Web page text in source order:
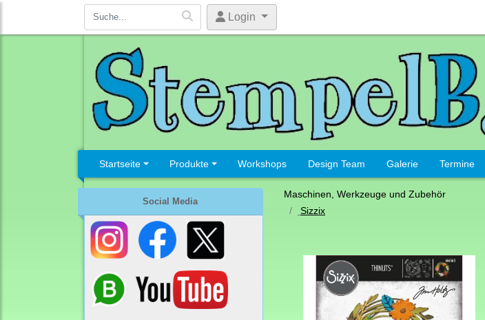
Login
Startseite Produkte Workshops Design Team Galerie Termine
Social Media
Maschinen, Werkzeuge und Zubehör
Sizzix